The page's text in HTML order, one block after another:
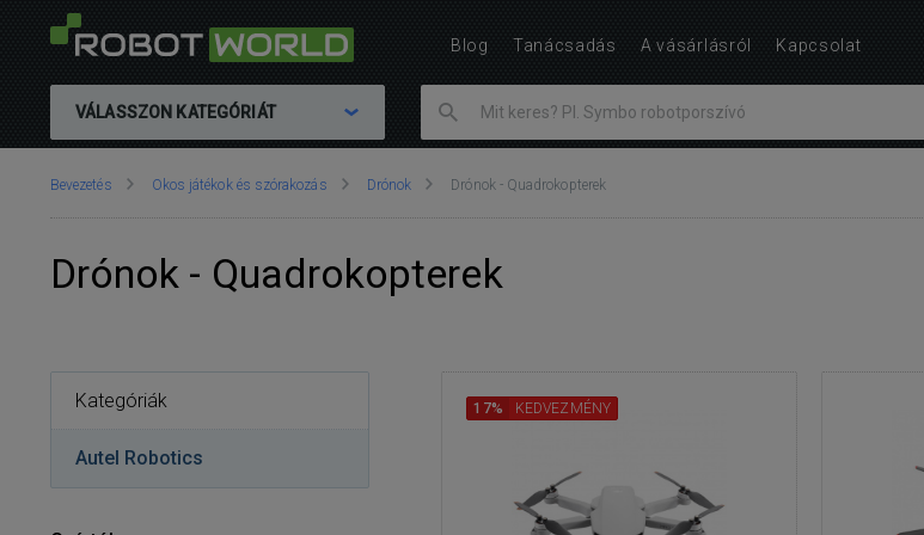
VÁLASSZON KATEGÓRIÁT
Ön
Bevezetés Okos játékok és szórakozás Drónok Drónok - Quadrokopterek
Drónok - Quadrokopterek
17% KEDVEZMÉNY
Kategóriák
Autel Robotics
Blog Tanácsadás A vásárlásról Kapcsolat